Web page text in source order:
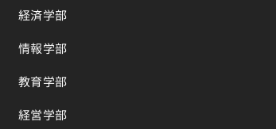
経済学部
情報学部
教育学部
経営学部